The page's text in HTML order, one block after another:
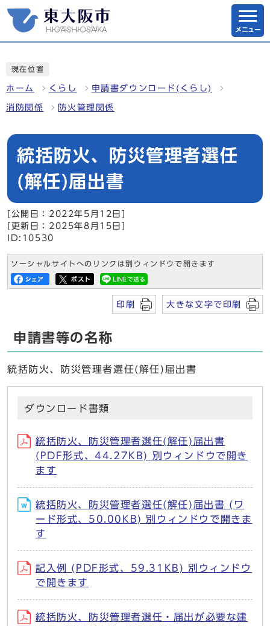
メニュー
現在位置
ホーム くらし 申請書ダウンロード(くらし)
消防関係 防火管理関係
統括防火、防災管理者選任
(解任)届出書
[公開日：2022年5月12日]
[更新日：2025年8月15日]
ID:10530
ソーシャルサイトへのリンクは別ウィンドウで開きます
印刷 大きな文字で印刷
申請書等の名称
統括防火、防災管理者選任(解任)届出書
ダウンロード書類
統括防火、防災管理者選任(解任)届出書
(PDF形式、44.27KB) 別ウィンドウで開き
ます
統括防火、防災管理者選任(解任)届出書 (ワ
ード形式、50.00KB) 別ウィンドウで開きま
す
記入例 (PDF形式、59.31KB) 別ウィンドウ
で開きます
統括防火、防災管理者選任・届出が必要な建